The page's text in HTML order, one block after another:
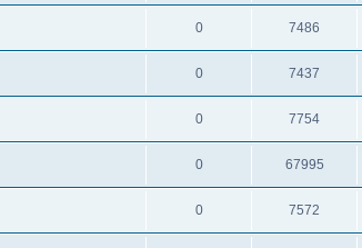
0 7486
0 7437
0 7754
0 67995
0 7572